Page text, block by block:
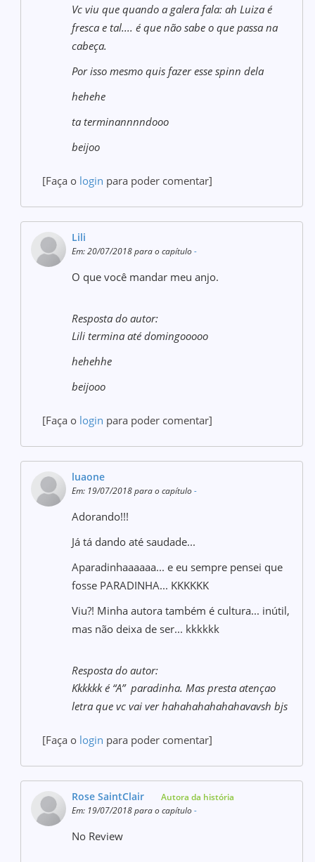
Vc viu que quando a galera fala: ah Luiza é
fresca e tal.... é que não sabe o que passa na
cabeça.
Por isso mesmo quis fazer esse spinn dela
hehehe
ta terminannnndooo
beijoo
[Faça o login para poder comentar]
Lili
Em: 20/07/2018 para o capítulo-
O que você mandar meu anjo.
Resposta do autor:
Lili termina até domingooooo
hehehhe
beijooo
[Faça o login para poder comentar]
luaone
Em: 19/07/2018 para o capítulo-
Adorando!!!
Já tá dando até saudade...
Aparadinhaaaaaa... e eu sempre pensei que
fosse PARADINHA... KKKKKK
Viu?! Minha autora também é cultura... inútil,
mas não deixa de ser... kkkkkk
Resposta do autor:
Kkkkkk é “A” paradinha. Mas presta atençao
letra que vc vai ver hahahahahahahavavsh bjs
[Faça o login para poder comentar]
Rose SaintClair
Autora da história
Em: 19/07/2018 para o capítulo-
No Review